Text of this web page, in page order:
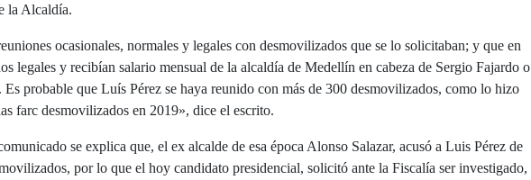
la Alcaldía.
ocasionales, normales y legales con desmovilizados que se lo solicitaban; y que en
legales y recibían salario mensual de la alcaldía de Medellín en cabeza de Sergio Fajardo o
Es probable que Luís Pérez se haya reunido con más de 300 desmovilizados, como lo hizo
farc desmovilizados en 2019», dice el escrito.
se explica que, el ex alcalde de esa época Alonso Salazar, acusó a Luis Pérez de
por lo que el hoy candidato presidencial, solicitó ante la Fiscalía ser investigado,